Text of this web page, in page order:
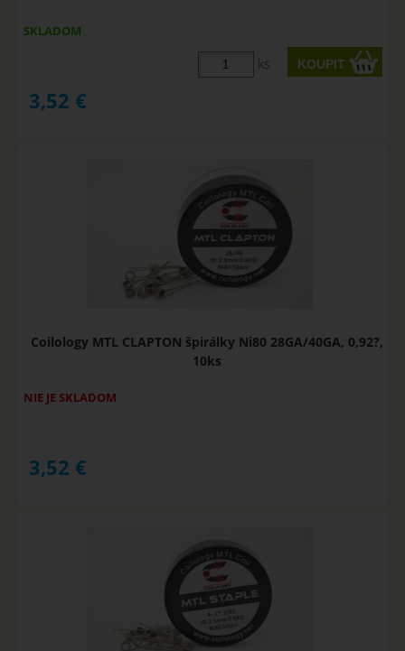
SKLADOM
ks
3,52 €
Coilology MTL CLAPTON špirálky Ni80 28GA/40GA, 0,92?,
10ks
NIE JE SKLADOM
3,52 €